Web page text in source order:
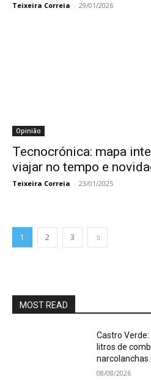
Teixeira Correia - 29/01/2026
Opinião
Tecnocrónica: mapa
viajar no tempo e
Teixeira Correia - 23/01/2025
1 2 3
MOST READ
Castro
litros de
narcolanchas
08/08/2026